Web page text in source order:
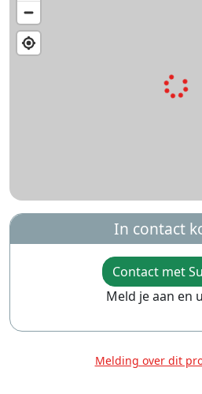
In contact
Contact met
Meld je aan en
Melding over dit